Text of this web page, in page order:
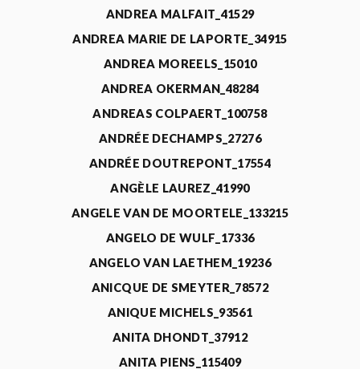
ANDREA MALFAIT_41529
ANDREA MARIE DE LAPORTE_34915
ANDREA MOREELS_15010
ANDREA OKERMAN_48284
ANDREAS COLPAERT_100758
ANDRÉE DECHAMPS_27276
ANDRÉE DOUTREPONT_17554
ANGÈLE LAUREZ_41990
ANGELE VAN DE MOORTELE_133215
ANGELO DE WULF_17336
ANGELO VAN LAETHEM_19236
ANICQUE DE SMEYTER_78572
ANIQUE MICHELS_93561
ANITA DHONDT_37912
ANITA PIENS_115409